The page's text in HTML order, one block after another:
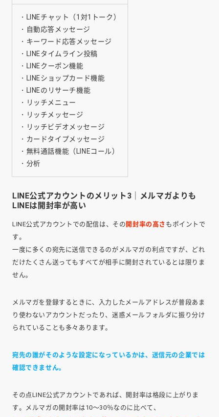
・LINEチャット（1対1トーク）
・自動応答メッセージ
・キーワード応答メッセージ
・LINEタイムライン投稿
・LINEクーポン機能
・LINEショップカード機能
・LINEのリサーチ機能
・リッチメニュー
・リッチメッセージ
・リッチビデオメッセージ
・カードタイプメッセージ
・無料通話機能（LINEコール）
・分析
LINE公式アカウントのメリット3｜メルマガよりも
LINEは開封率が高い
LINE公式アカウントでの配信は、その 開封率の高さ もポイントで
す。
一度に多くの宛先に送信できるのがメルマガの利点ですが、どれ
だけたくさん送ってもすべてが相手に開封されているとは限りま
せん。
メルマガを登録するときに、入力したメールアドレスが普段あま
り使わないアカウントだったり、迷惑メールフォルダに振り分け
られていることも多々あります。
宛先の誰がそのような設定になっているかは、送信元の企業では
確認できません。
その点LINE公式アカウントであれば、開封率は格段に上がりま
す。メルマガの開封率は10～30％なのに比べて、